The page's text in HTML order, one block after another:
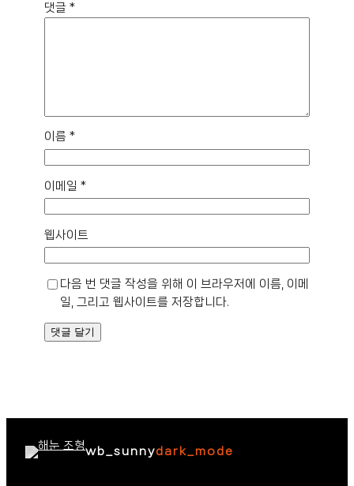
댓글 *
이름 *
이메일 *
웹사이트
다음 번 댓글 작성을 위해 이 브라우저에 이름, 이메
일, 그리고 웹사이트를 저장합니다.
wb_sunnydark_mode